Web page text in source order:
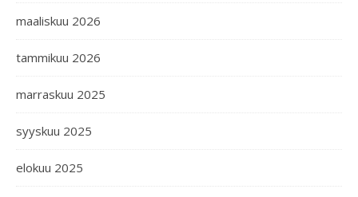
maaliskuu 2026
tammikuu 2026
marraskuu 2025
syyskuu 2025
elokuu 2025